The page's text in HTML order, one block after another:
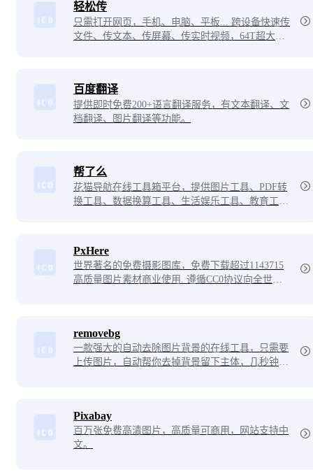
轻松传
只需打开网页，手机、电脑、平板... 跨设备快速传
文件、传文本、传屏幕、传实时视频，64T超大文
百度翻译
提供即时免费200+语言翻译服务，有文本翻译、文
档翻译、图片翻译等功能。
帮了么
花猫导航在线工具箱平台，提供图片工具、PDF转
换工具、数据换算工具、生活娱乐工具、教育工
PxHere
世界著名的免费摄影图库，免费下载超过1143715
高质量图片素材商业使用. 遵循CC0协议向全世界
removebg
一款强大的自动去除图片背景的在线工具，只需要
上传图片，自动帮你去掉背景留下主体，几秒钟的
Pixabay
百万张免费高清图片，高质量可商用，网站支持中
文。